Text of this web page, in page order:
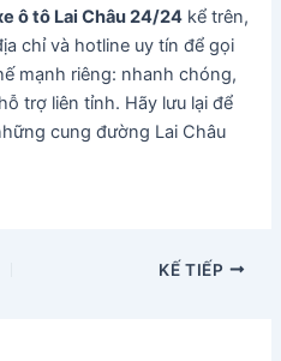
ô tô Lai Châu 24/24 kể trên,
chỉ và hotline uy tín để gọi
mạnh riêng: nhanh chóng,
trợ liên tỉnh. Hãy lưu lại để
cung đường Lai Châu
KẾ TIẾP